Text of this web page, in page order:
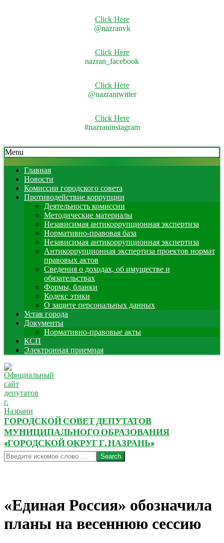
Click Here
@nazranvk
Click Here
nazran_facebook
Click Here
@nazrantwitter
Click Here
#nazraninstagram
Skip
to
content
Secondary
Navigation
Menu
Menu
Главная
Новости
Комиссии городского совета
Противодействие коррупции
Деятельность комиссии
Методические материалы
Независимая антикоррупционная экспертиза
Нормативно-правовая база
Независимая антикоррупционная экспертиза
Антикоррупционная экспертиза проектов нормат
правовых актов
Сведения о доходах, об имуществе и
обязательствах
Формы, бланки
Кодекс этики
О защите персональных данных
Устав города
Документы
Нормативно-правовые акты
КСП
Электронная приемная
ГОРОДСКОЙ СОВЕТ ДЕПУТАТОВ
МУНИЦИПАЛЬНОГО ОБРАЗОВАНИЯ
«ГОРОДСКОЙ ОКРУГ Г. НАЗРАНЬ»
Search
«Единая Россия» обозначила
планы на весеннюю сессию